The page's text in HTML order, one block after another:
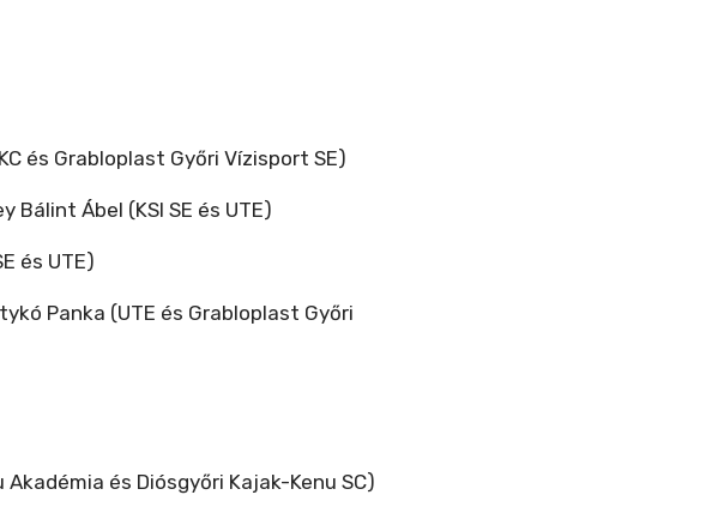
és Grabloplast Győri Vízisport SE)
Bálint Ábel (KSI SE és UTE)
és UTE)
Panka (UTE és Grabloplast Győri
és Diósgyőri Kajak-Kenu SC)